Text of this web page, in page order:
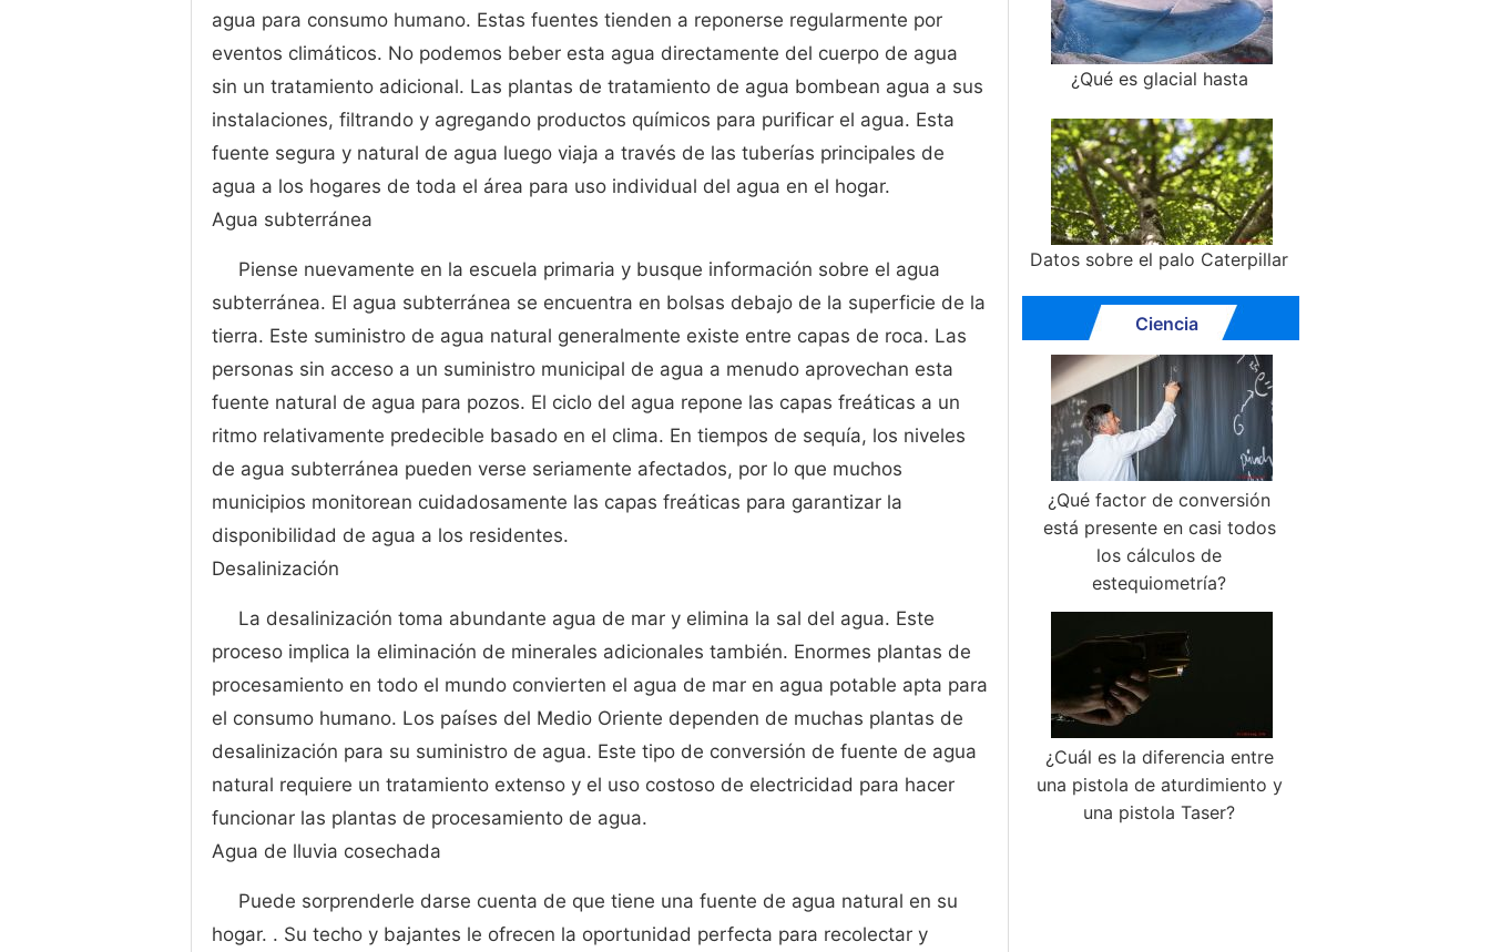
agua para consumo humano. Estas fuentes tienden a reponerse regularmente por
eventos climáticos. No podemos beber esta agua directamente del cuerpo de agua
sin un tratamiento adicional. Las plantas de tratamiento de agua bombean agua a sus
instalaciones, filtrando y agregando productos químicos para purificar el agua. Esta
fuente segura y natural de agua luego viaja a través de las tuberías principales de
agua a los hogares de toda el área para uso individual del agua en el hogar.
Agua subterránea
Piense nuevamente en la escuela primaria y busque información sobre el agua
subterránea. El agua subterránea se encuentra en bolsas debajo de la superficie de la
tierra. Este suministro de agua natural generalmente existe entre capas de roca. Las
personas sin acceso a un suministro municipal de agua a menudo aprovechan esta
fuente natural de agua para pozos. El ciclo del agua repone las capas freáticas a un
ritmo relativamente predecible basado en el clima. En tiempos de sequía, los niveles
de agua subterránea pueden verse seriamente afectados, por lo que muchos
municipios monitorean cuidadosamente las capas freáticas para garantizar la
disponibilidad de agua a los residentes.
Desalinización
La desalinización toma abundante agua de mar y elimina la sal del agua. Este
proceso implica la eliminación de minerales adicionales también. Enormes plantas de
procesamiento en todo el mundo convierten el agua de mar en agua potable apta para
el consumo humano. Los países del Medio Oriente dependen de muchas plantas de
desalinización para su suministro de agua. Este tipo de conversión de fuente de agua
natural requiere un tratamiento extenso y el uso costoso de electricidad para hacer
funcionar las plantas de procesamiento de agua.
Agua de lluvia cosechada
Puede sorprenderle darse cuenta de que tiene una fuente de agua natural en su
hogar. . Su techo y bajantes le ofrecen la oportunidad perfecta para recolectar y
¿Qué es glacial hasta
Datos sobre el palo Caterpillar
Ciencia
¿Qué factor de conversión
está presente en casi todos
los cálculos de
estequiometría?
¿Cuál es la diferencia entre
una pistola de aturdimiento y
una pistola Taser?